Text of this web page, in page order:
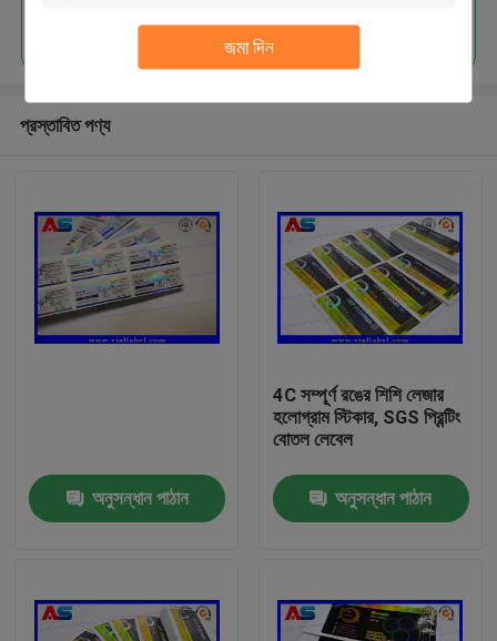
জমা দিন
আমাদের সম্পর্কে
প্রস্তাবিত পণ্য
অনুসন্ধান পাঠান
4C সম্পূর্ণ রঙের শিশি লেজার
হলোগ্রাম স্টিকার, SGS প্রিন্টিং
বোতল লেবেল
অনুসন্ধান পাঠান